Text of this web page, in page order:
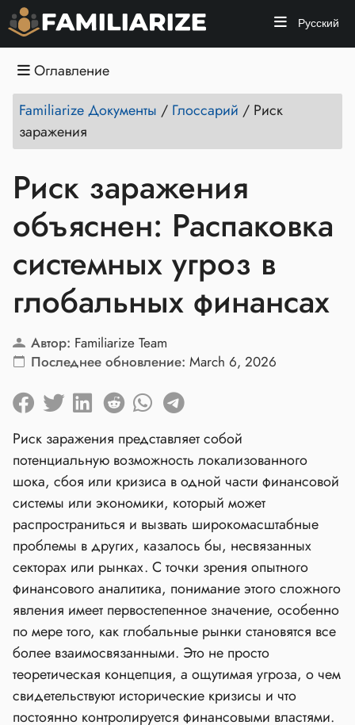
Русский
Оглавление
Familiarize Документы / Глоссарий / Риск
заражения
Риск заражения
объяснен: Распаковка
системных угроз в
глобальных финансах
Автор: Familiarize Team
Последнее обновление: March 6, 2026
Риск заражения представляет собой
потенциальную возможность локализованного
шока, сбоя или кризиса в одной части финансовой
системы или экономики, который может
распространиться и вызвать широкомасштабные
проблемы в других, казалось бы, несвязанныx
секторах или рынках. С точки зрения опытного
финансового аналитика, понимание этого сложного
явления имеет первостепенное значение, особенно
по мере того, как глобальные рынки становятся все
более взаимосвязанными. Это не просто
теоретическая концепция, а ощутимая угроза, о чем
свидетельствуют исторические кризисы и что
постоянно контролируется финансовыми властями.